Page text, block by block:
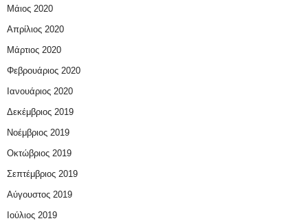
Μάιος 2020
Απρίλιος 2020
Μάρτιος 2020
Φεβρουάριος 2020
Ιανουάριος 2020
Δεκέμβριος 2019
Νοέμβριος 2019
Οκτώβριος 2019
Σεπτέμβριος 2019
Αύγουστος 2019
Ιούλιος 2019